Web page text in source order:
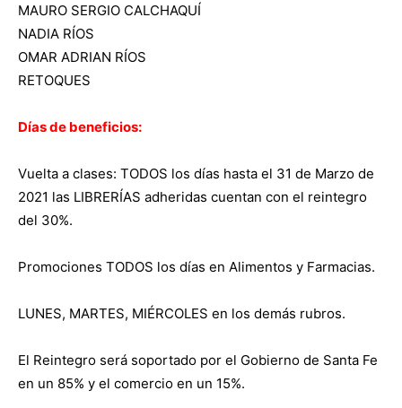
MAURO SERGIO CALCHAQUÍ
NADIA RÍOS
OMAR ADRIAN RÍOS
RETOQUES
Días de beneficios:
Vuelta a clases: TODOS los días hasta el 31 de Marzo de
2021 las LIBRERÍAS adheridas cuentan con el reintegro
del 30%.
Promociones TODOS los días en Alimentos y Farmacias.
LUNES, MARTES, MIÉRCOLES en los demás rubros.
El Reintegro será soportado por el Gobierno de Santa Fe
en un 85% y el comercio en un 15%.